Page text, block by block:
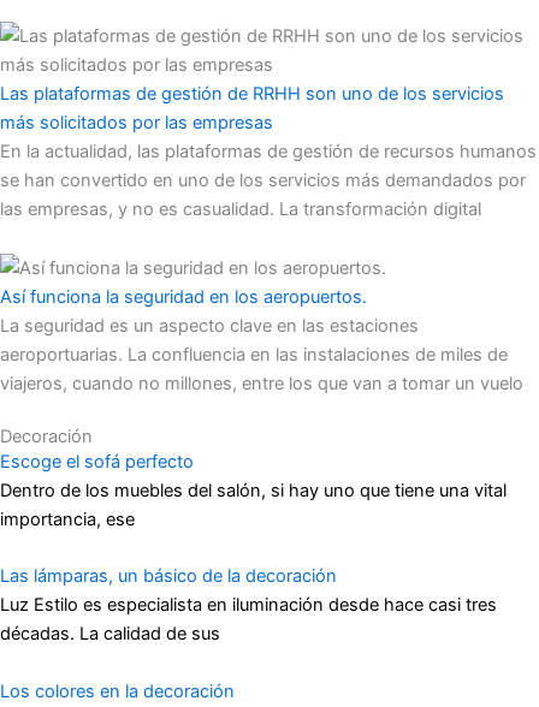
Las plataformas de gestión de RRHH son uno de los servicios
más solicitados por las empresas
En la actualidad, las plataformas de gestión de recursos humanos
se han convertido en uno de los servicios más demandados por
las empresas, y no es casualidad. La transformación digital
Así funciona la seguridad en los aeropuertos.
La seguridad es un aspecto clave en las estaciones
aeroportuarias. La confluencia en las instalaciones de miles de
viajeros, cuando no millones, entre los que van a tomar un vuelo
Decoración
Escoge el sofá perfecto
Dentro de los muebles del salón, si hay uno que tiene una vital
importancia, ese
Las lámparas, un básico de la decoración
Luz Estilo es especialista en iluminación desde hace casi tres
décadas. La calidad de sus
Los colores en la decoración